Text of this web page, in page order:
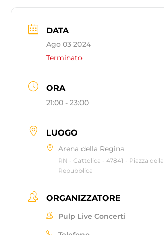
DATA
Ago 03 2024
Terminato
ORA
21:00 - 23:00
LUOGO
Arena della Regina
RN - Cattolica - 47841 - Piazza della
Repubblica
ORGANIZZATORE
Pulp Live Concerti